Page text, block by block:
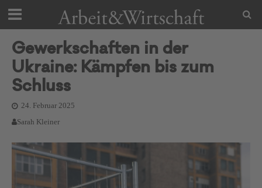
Gewerkschaften in der
Ukraine: Kämpfen bis zum
Schluss
24. Februar 2025
Sarah Kleiner